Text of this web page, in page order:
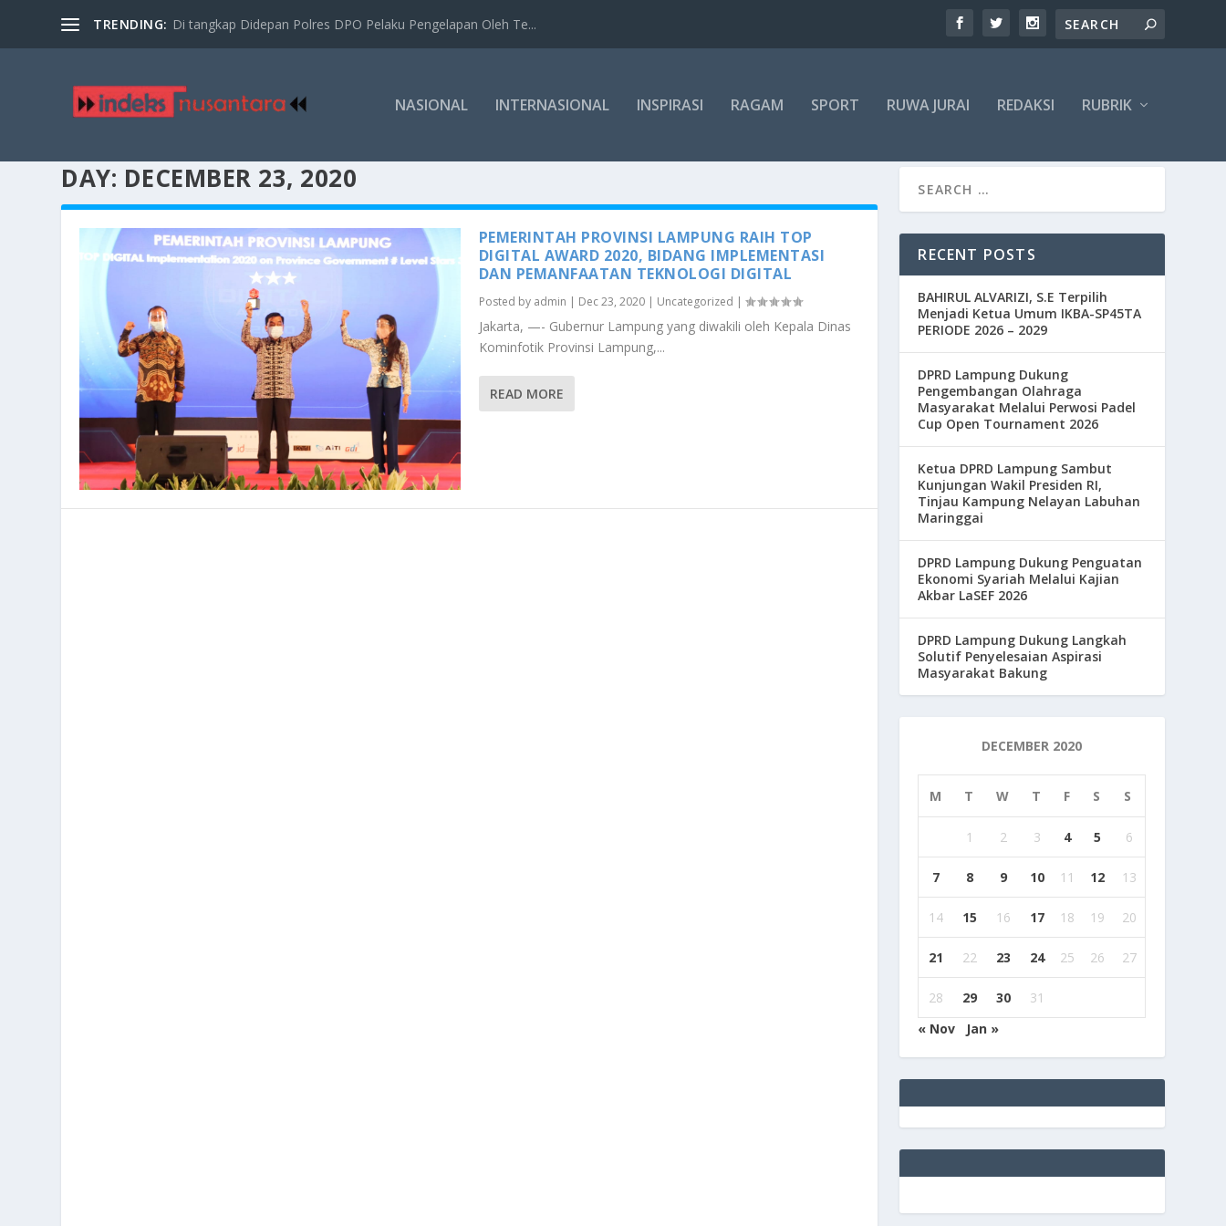
TRENDING: Di tangkap Didepan Polres DPO Pelaku Pengelapan Oleh Te...
NASIONAL INTERNASIONAL INSPIRASI RAGAM SPORT RUWA JURAI REDAKSI RUBRIK
DAY: DECEMBER 23, 2020
PEMERINTAH PROVINSI LAMPUNG RAIH TOP
DIGITAL AWARD 2020, BIDANG IMPLEMENTASI
DAN PEMANFAATAN TEKNOLOGI DIGITAL
Posted by admin | Dec 23, 2020| Uncategorized |
Jakarta, —- Gubernur Lampung yang diwakili oleh Kepala Dinas
Kominfotik Provinsi Lampung,...
READ MORE
RECENT POSTS
BAHIRUL ALVARIZI, S.E Terpilih
Menjadi Ketua Umum IKBA-SP45TA
PERIODE 2026 – 2029
DPRD Lampung Dukung
Pengembangan Olahraga
Masyarakat Melalui Perwosi Padel
Cup Open Tournament 2026
Ketua DPRD Lampung Sambut
Kunjungan Wakil Presiden RI,
Tinjau Kampung Nelayan Labuhan
Maringgai
DPRD Lampung Dukung Penguatan
Ekonomi Syariah Melalui Kajian
Akbar LaSEF 2026
DPRD Lampung Dukung Langkah
Solutif Penyelesaian Aspirasi
Masyarakat Bakung
DECEMBER 2020
M T W T F S S
1 2 3 4 5 6
7 8 9 10 11 12 13
14 15 16 17 18 19 20
21 22 23 24 25 26 27
28 29 30
31
« Nov
Jan »